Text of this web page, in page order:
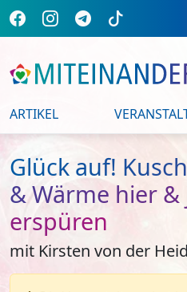
ARTIKEL
Glück auf!
& Wärme hier
erspüren
mit Kirsten von der